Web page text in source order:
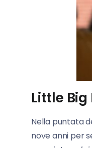
Little
Nella puntata
nove anni per